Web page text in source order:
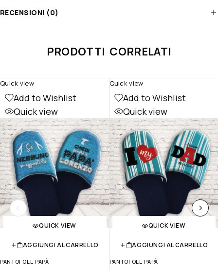
RECENSIONI (0)
PRODOTTI CORRELATI
Add to Wishlist
Quick view
QUICK VIEW
AGGIUNGI AL CARRELLO
PANTOFOLE PAPÀ
Quick view
Add to Wishlist
Quick view
QUICK VIEW
AGGIUNGI AL CARRELLO
PANTOFOLE PAPÀ
Quick view